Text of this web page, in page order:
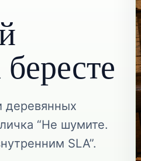
деревянных
“Не шумите.
SLA”.